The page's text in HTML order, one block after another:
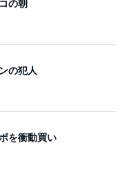
の朝
の犯人
を衝動買い